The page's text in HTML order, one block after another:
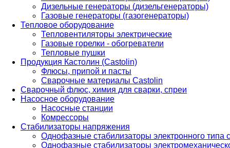
Дизельные генераторы (дизельгенераторы)
Газовые генераторы (газогенераторы)
Тепловое оборудование
Тепловентиляторы электрические
Газовые горелки - обогреватели
Тепловые пушки
Продукция Кастолин (Castolin)
Флюсы, припой и пасты
Сварочные материалы Castolin
Сварочный флюс, химия для сварки, спреи
Насосное оборудование
Насосные станции
Комрессоры
Стабилизаторы напряжения
Однофазные стабилизаторы электронного
Однофазные стабилизаторы